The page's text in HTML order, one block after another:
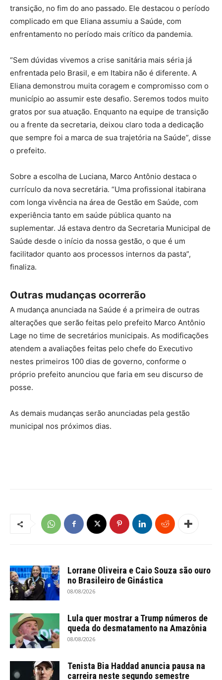
transição, no fim do ano passado. Ele destacou o período
complicado em que Eliana assumiu a Saúde, com
enfrentamento no período mais crítico da pandemia.
“Sem dúvidas vivemos a crise sanitária mais séria já
enfrentada pelo Brasil, e em Itabira não é diferente. A
Eliana demonstrou muita coragem e compromisso com o
município ao assumir este desafio. Seremos todos muito
gratos por sua atuação. Enquanto na equipe de transição
ou a frente da secretaria, deixou claro toda a dedicação
que sempre foi a marca de sua trajetória na Saúde”, disse
o prefeito.
Sobre a escolha de Luciana, Marco Antônio destaca o
currículo da nova secretária. “Uma profissional itabirana
com longa vivência na área de Gestão em Saúde, com
experiência tanto em saúde pública quanto na
suplementar. Já estava dentro da Secretaria Municipal de
Saúde desde o início da nossa gestão, o que é um
facilitador quanto aos processos internos da pasta”,
finaliza.
Outras mudanças ocorrerão
A mudança anunciada na Saúde é a primeira de outras
alterações que serão feitas pelo prefeito Marco Antônio
Lage no time de secretários municipais. As modificações
atendem a avaliações feitas pelo chefe do Executivo
nestes primeiros 100 dias de governo, conforme o
próprio prefeito anunciou que faria em seu discurso de
posse.
As demais mudanças serão anunciadas pela gestão
municipal nos próximos dias.
Lorrane Oliveira e Caio Souza são ouro
no Brasileiro de Ginástica
08/08/2026
Lula quer mostrar a Trump números de
queda do desmatamento na Amazônia
08/08/2026
Tenista Bia Haddad anuncia pausa na
carreira neste segundo semestre